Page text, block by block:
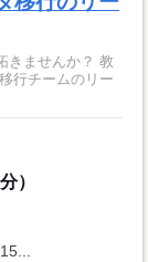
ませんか？ 教
行チームのリー
）